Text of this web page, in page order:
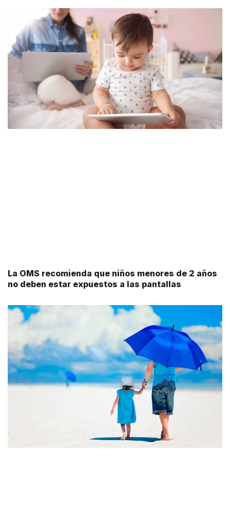
La OMS recomienda que niños menores de 2 años
no deben estar expuestos a las pantallas